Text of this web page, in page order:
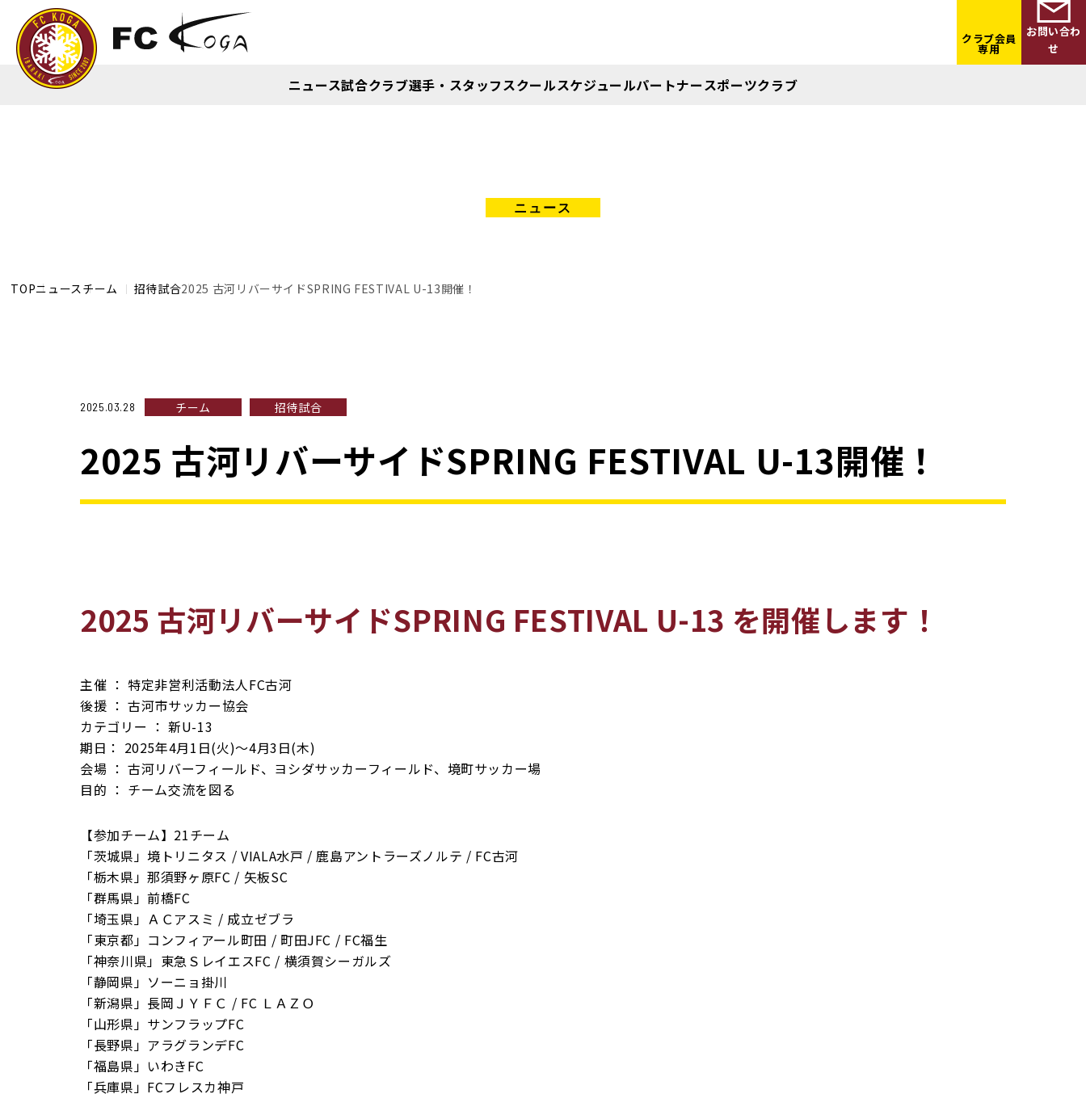
クラブ会員
専用
お問い合わ
せ
ニュース試合クラブ選手・スタッフスクールスケジュールパートナースポーツクラブ
TOPニュースチーム 招待試合2025 古河リバーサイドSPRING FESTIVAL U-13開催！
2025.03.28 チーム 招待試合
2025 古河リバーサイドSPRING FESTIVAL U-13開催！
2025 古河リバーサイドSPRING FESTIVAL U-13 を開催します！
主催 ： 特定非営利活動法人FC古河
後援 ： 古河市サッカー協会
カテゴリー ： 新U-13
期日： 2025年4月1日(火)～4月3日(木)
会場 ： 古河リバーフィールド、ヨシダサッカーフィールド、境町サッカー場
目的 ： チーム交流を図る
【参加チーム】21チーム
「茨城県」境トリニタス / VIALA水戸 / 鹿島アントラーズノルテ / FC古河
「栃木県」那須野ヶ原FC / 矢板SC
「群馬県」前橋FC
「埼玉県」ＡＣアスミ / 成立ゼブラ
「東京都」コンフィアール町田 / 町田JFC / FC福生
「神奈川県」東急ＳレイエスFC / 横須賀シーガルズ
「静岡県」ソーニョ掛川
「新潟県」長岡ＪＹＦＣ / FC ＬＡＺＯ
「山形県」サンフラップFC
「長野県」アラグランデFC
「福島県」いわきFC
「兵庫県」FCフレスカ神戸